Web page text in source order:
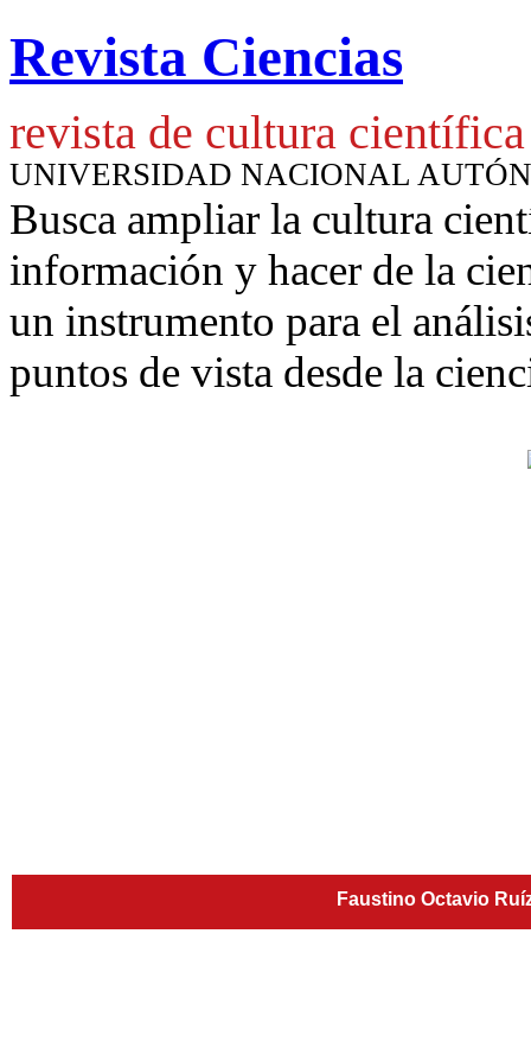
Revista Ciencias
revista de cultura científica
UNIVERSIDAD NACIONAL
Busca ampliar la cultura
información y hacer de la
un instrumento para el
puntos de vista desde la
Faustino Octavio